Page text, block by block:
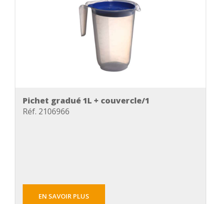
Pichet gradué 1L + couvercle/1
Réf. 2106966
EN SAVOIR PLUS